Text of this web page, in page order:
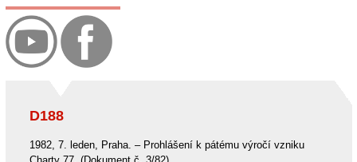
D188
1982, 7. leden, Praha. – Prohlášení k pátému výročí vzniku